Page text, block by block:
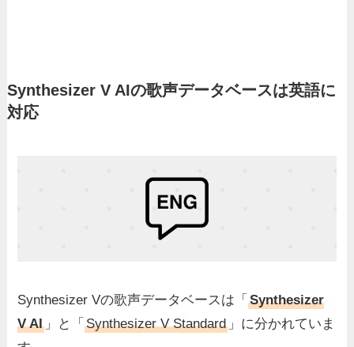
Synthesizer V AIの歌声データベースは英語に
対応
Synthesizer Vの歌声データベースは「Synthesizer
V AI 」と「Synthesizer V Standard 」に分かれていま